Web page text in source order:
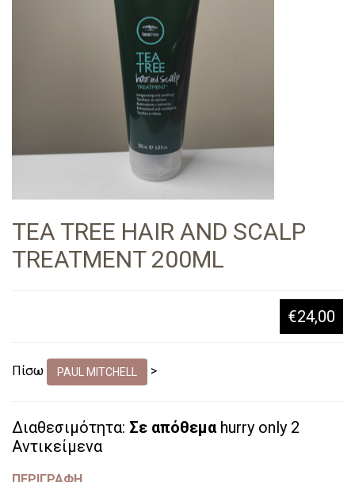
TEA TREE HAIR AND SCALP
TREATMENT 200ML
€24,00
Πίσω PAUL MITCHELL >
Διαθεσιμότητα: Σε απόθεμα hurry only 2
Αντικείμενα